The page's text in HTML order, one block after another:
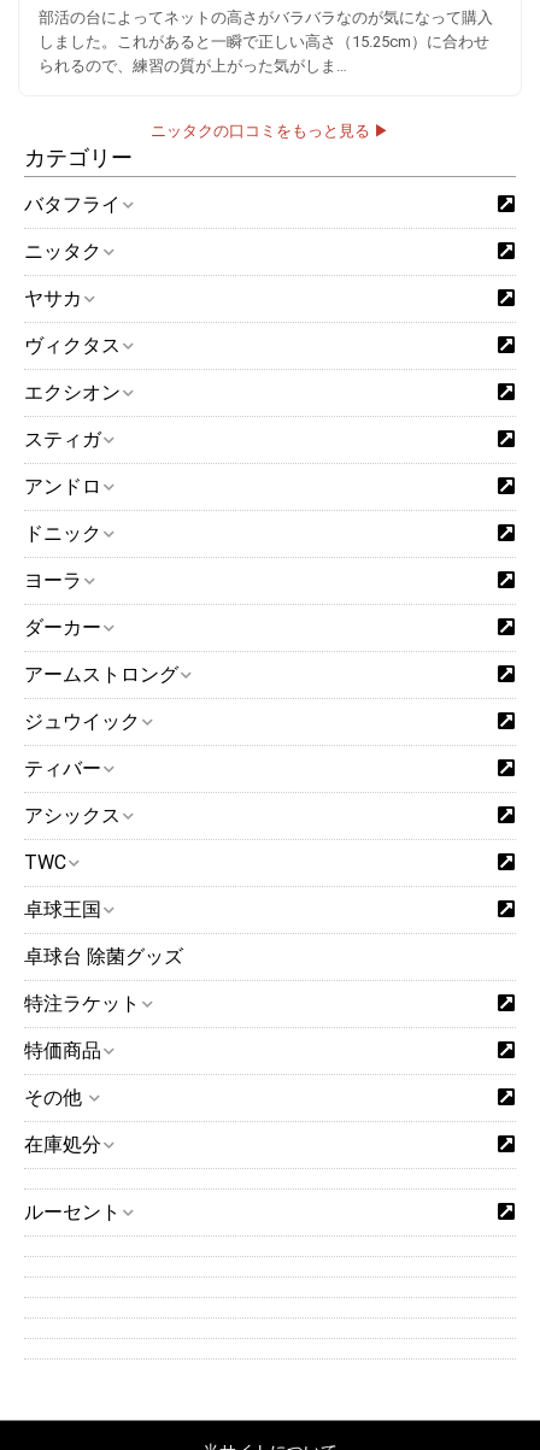
カテゴリー
バタフライ
ニッタク
ヤサカ
ヴィクタス
エクシオン
スティガ
アンドロ
ドニック
ヨーラ
ダーカー
アームストロング
ジュウイック
ティバー
アシックス
TWC
卓球王国
卓球台 除菌グッズ
特注ラケット
特価商品
その他
在庫処分
ルーセント
部活の台によってネットの高さがバラバラなのが気になって購入
しました。これがあると一瞬で正しい高さ（15.25cm）に合わせ
られるので、練習の質が上がった気がしま…
ニッタクの口コミをもっと見る ▶